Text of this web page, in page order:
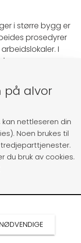
i større bygg er
prosedyrer
I
av nye
type måling,
måte at man får
i
driftes som
skal i så
orienterende
denne viser høye
måling.
på alvor
nettleseren din
Noen brukes til
du bruk av cookies.